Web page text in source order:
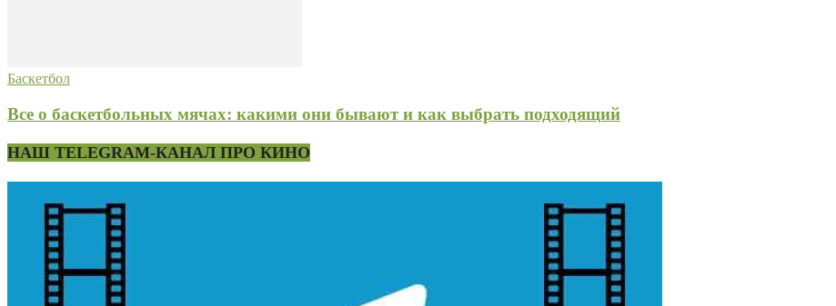
Баскетбол
Все о баскетбольных мячах: какими они бывают и как выбрать подходящий
НАШ TELEGRAM-КАНАЛ ПРО КИНО